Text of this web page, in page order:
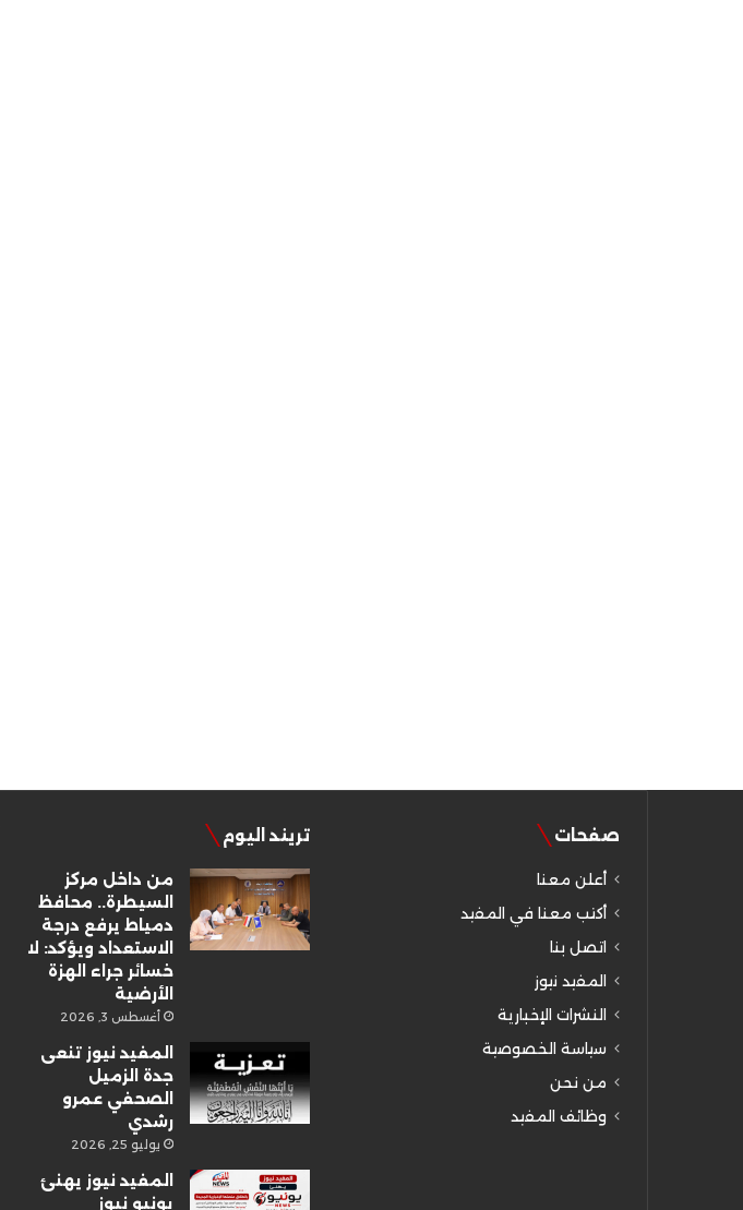
صفحات
أعلن معنا
أكتب معنا في المفيد
اتصل بنا
المفيد نيوز
النشرات الإخبارية
سياسة الخصوصية
من نحن
وظائف المفيد
تريند اليوم
من داخل مركز
السيطرة.. محافظ
دمياط يرفع درجة
الاستعداد ويؤكد: لا
خسائر جراء الهزة
الأرضية
أغسطس 3, 2026
المفيد نيوز تنعى
جدة الزميل
الصحفي عمرو
رشدي
يوليو 25, 2026
المفيد نيوز يهنئ
يونيو نيوز